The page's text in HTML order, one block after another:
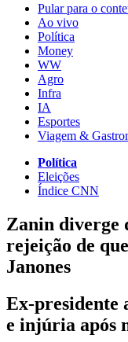
Pular para o
Ao vivo
Política
Money
WW
Agro
Infra
IA
Esportes
Viagem &
Política
Eleições
Índice CNN
Zanin diverge
rejeição de
Janones
Ex-presidente
e injúria após